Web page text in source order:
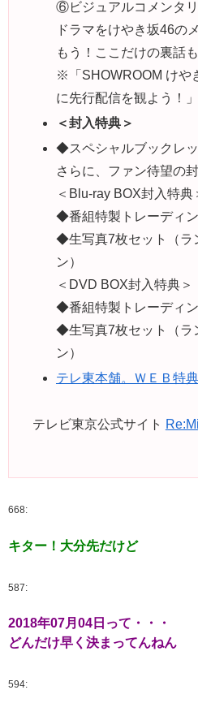
⑥ビジュアルコメンタ
ドラマをけやき坂46の
もう！ここだけの裏話
※「SHOWROOM けや
に先行配信を観よう！
＜封入特典＞
◆スペシャルブックレッ
さらに、ファン待望の
＜Blu-ray BOX封入特典
◆番組特製トレーディ
◆生写真7枚セット（ラ
ン）
＜DVD BOX封入特典＞
◆番組特製トレーディ
◆生写真7枚セット（ラ
ン）
テレ東本舗。ＷＥＢ特
テレビ東京公式サイト
668:
キター！大分先だけど
587:
2018年07月04日って・・・
どんだけ早く決まってんねん
594: